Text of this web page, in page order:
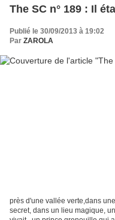
The SC n° 189 : Il
Publié le 30/09/2013 à 19:02
Par ZAROLA
près d'une vallée verte,dans
secret, dans un lieu magique,